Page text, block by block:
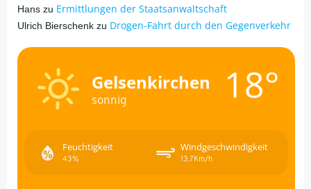
Hans zu Ermittlungen der Staatsanwaltschaft
Ulrich Bierschenk zu Drogen-Fahrt durch den Gegenverkehr
Gelsenkirchen
sonnig 18°
Feuchtigkeit
43%
Windgeschwindigkeit
13.7Km/h